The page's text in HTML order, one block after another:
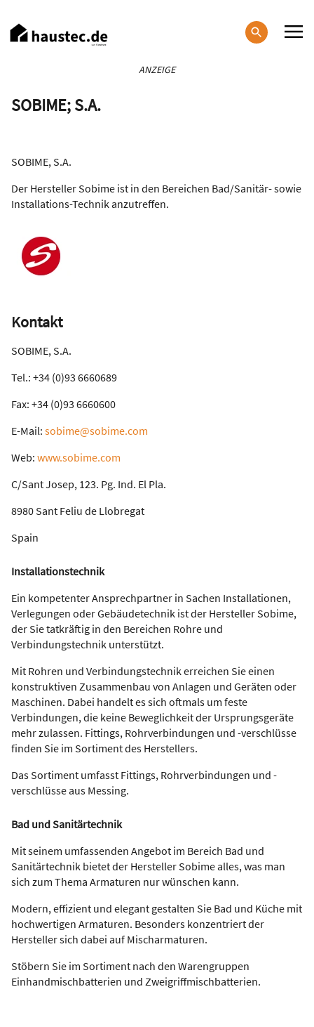
zum
Inhalt
ANZEIGE
SOBIME; S.A.
SOBIME, S.A.
Der Hersteller Sobime ist in den Bereichen Bad/Sanitär- sowie
Installations-Technik anzutreffen.
Kontakt
SOBIME, S.A.
Tel.: +34 (0)93 6660689
Fax: +34 (0)93 6660600
E-Mail: sobime@sobime.com
Web: www.sobime.com
C/Sant Josep, 123. Pg. Ind. El Pla.
8980 Sant Feliu de Llobregat
Spain
Installationstechnik
Ein kompetenter Ansprechpartner in Sachen Installationen,
Verlegungen oder Gebäudetechnik ist der Hersteller Sobime,
der Sie tatkräftig in den Bereichen Rohre und
Verbindungstechnik unterstützt.
Mit Rohren und Verbindungstechnik erreichen Sie einen
konstruktiven Zusammenbau von Anlagen und Geräten oder
Maschinen. Dabei handelt es sich oftmals um feste
Verbindungen, die keine Beweglichkeit der Ursprungsgeräte
mehr zulassen. Fittings, Rohrverbindungen und -verschlüsse
finden Sie im Sortiment des Herstellers.
Das Sortiment umfasst Fittings, Rohrverbindungen und -
verschlüsse aus Messing.
Bad und Sanitärtechnik
Mit seinem umfassenden Angebot im Bereich Bad und
Sanitärtechnik bietet der Hersteller Sobime alles, was man
sich zum Thema Armaturen nur wünschen kann.
Modern, effizient und elegant gestalten Sie Bad und Küche mit
hochwertigen Armaturen. Besonders konzentriert der
Hersteller sich dabei auf Mischarmaturen.
Stöbern Sie im Sortiment nach den Warengruppen
Einhandmischbatterien und Zweigriffmischbatterien.